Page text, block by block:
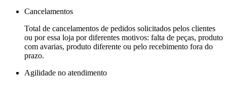
Cancelamentos
Total de cancelamentos de pedidos solicitados pelos clientes
ou por essa loja por diferentes motivos: falta de peças, produto
com avarias, produto diferente ou pelo recebimento fora do
prazo.
Agilidade no atendimento